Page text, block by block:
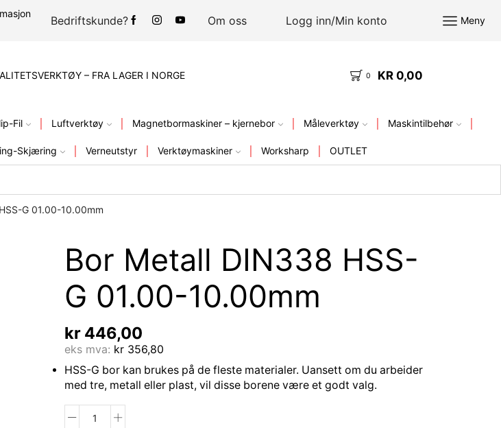
Bedriftskunde? Om oss Logg inn/Min konto Meny
– FRA LAGER I NORGE KVALITETSVERKTØY – FRA LAGER I NORGE
0 KR0,00
Fil Luftverktøy Magnetbormaskiner – kjernebor Måleverktøy Maskintilbehør
Skjæring Verneutstyr Verktøymaskiner Worksharp OUTLET
G 01.00-10.00mm
Bor Metall DIN338 HSS-
G 01.00-10.00mm
kr 446,00
eks mva: kr 356,80
HSS-G bor kan brukes på de fleste materialer. Uansett om du arbeider
med tre, metall eller plast, vil disse borene være et godt valg.